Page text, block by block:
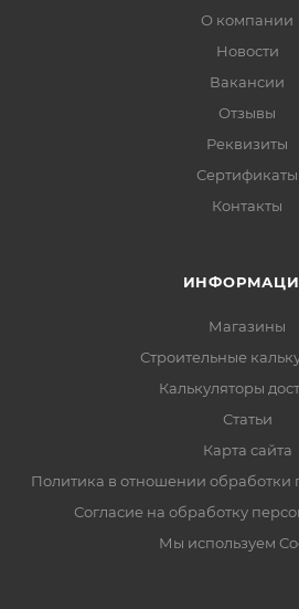
О компании
Новости
Вакансии
Отзывы
Реквизиты
Сертификаты
Контакты
Магазины
Строительные
Калькуляторы
Статьи
Карта сайта
Политика в отношении обработки
Согласие на обработку
Мы используем